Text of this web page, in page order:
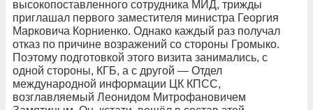
высокопоставленного сотрудника МИД, трижды
приглашал первого заместителя министра Георгия
Марковича Корниенко. Однако каждый раз получал
отказ по причине возражений со стороны Громыко.
Поэтому подготовкой этого визита занимались, с
одной стороны, КГБ, а с другой — Отдел
международной информации ЦК КПСС,
возглавляемый Леонидом Митрофановичем